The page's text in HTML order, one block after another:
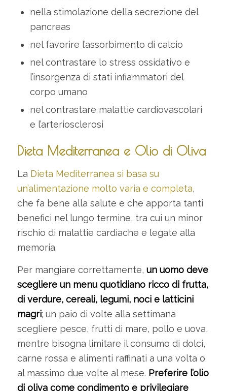
nella stimolazione della secrezione del
pancreas
nel favorire l’assorbimento di calcio
nel contrastare lo stress ossidativo e
l’insorgenza di stati infiammatori del
corpo umano
nel contrastare malattie cardiovascolari
e l’arteriosclerosi
Dieta Mediterranea e Olio di Oliva
La Dieta Mediterranea si basa su
un’alimentazione molto varia e completa,
che fa bene alla salute e che apporta tanti
benefici nel lungo termine, tra cui un minor
rischio di malattie cardiache e legate alla
memoria.
Per mangiare correttamente, un uomo deve
scegliere un menu quotidiano ricco di frutta,
di verdure, cereali, legumi, noci e latticini
magri; un paio di volte alla settimana
scegliere pesce, frutti di mare, pollo e uova,
mentre bisogna limitare il consumo di dolci,
carne rossa e alimenti raffinati a una volta o
al massimo due volte al mese. Preferire l’olio
di oliva come condimento e privilegiare